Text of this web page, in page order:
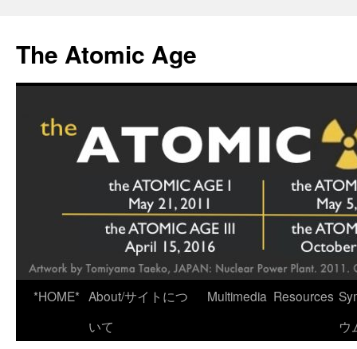
content
The Atomic Age
*HOME* About/サイトにつ
いて
Multimedia Resources
ウ